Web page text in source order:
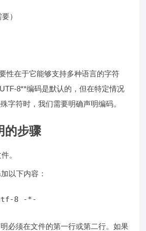
）
性在于它能够支持多种语言的字符
8**编码是默认的，但在特定情况
字符时，我们需要明确声明编码。
的步骤
。
以下内容：
必须在文件的第一行或第二行。如果